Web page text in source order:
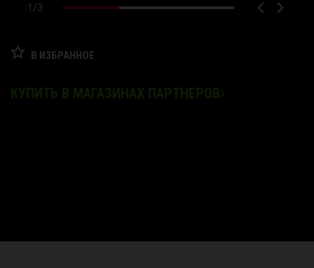
1 /3
В ИЗБРАННОЕ
КУПИТЬ В МАГАЗИНАХ ПАРТНЕРОВ